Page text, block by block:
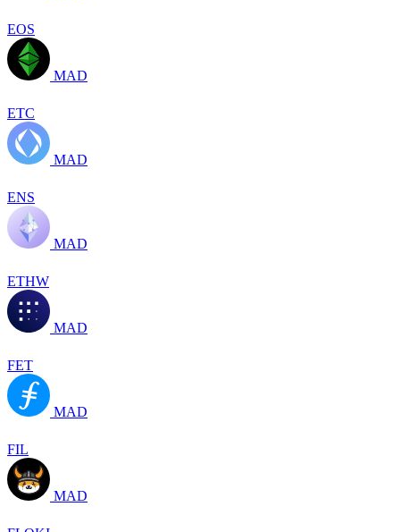
EOS
MAD
ETC
MAD
ENS
MAD
ETHW
MAD
FET
MAD
FIL
MAD